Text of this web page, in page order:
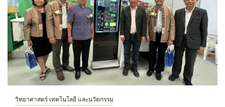
วิทยาศาสตร์ เทคโนโลยี และนวัตกรรม